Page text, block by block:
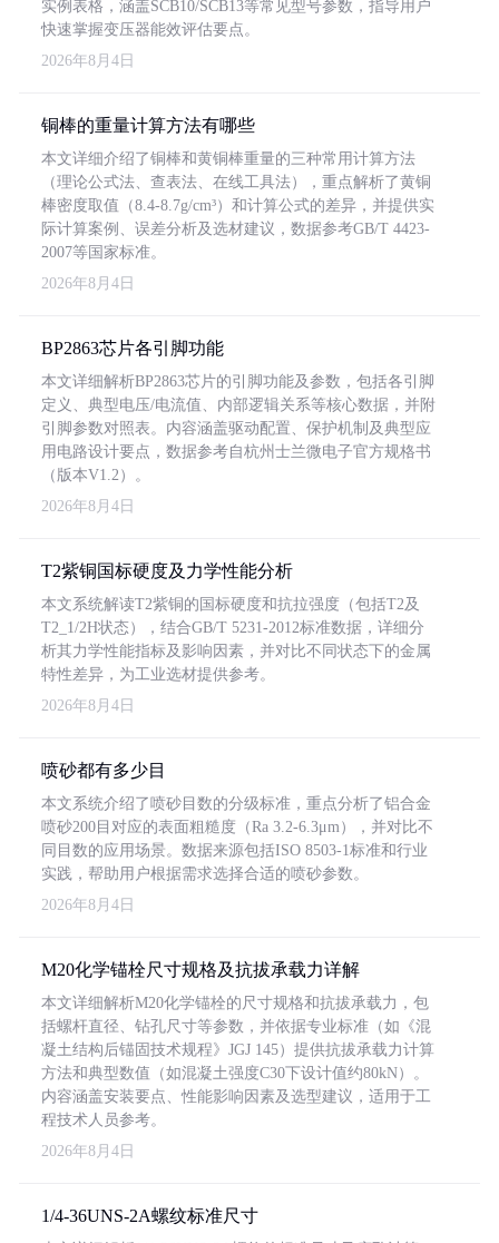
实例表格，涵盖SCB10/SCB13等常见型号参数，指导用户
快速掌握变压器能效评估要点。
2026年8月4日
铜棒的重量计算方法有哪些
本文详细介绍了铜棒和黄铜棒重量的三种常用计算方法
（理论公式法、查表法、在线工具法），重点解析了黄铜
棒密度取值（8.4-8.7g/cm³）和计算公式的差异，并提供实
际计算案例、误差分析及选材建议，数据参考GB/T 4423-
2007等国家标准。
2026年8月4日
BP2863芯片各引脚功能
本文详细解析BP2863芯片的引脚功能及参数，包括各引脚
定义、典型电压/电流值、内部逻辑关系等核心数据，并附
引脚参数对照表。内容涵盖驱动配置、保护机制及典型应
用电路设计要点，数据参考自杭州士兰微电子官方规格书
（版本V1.2）。
2026年8月4日
T2紫铜国标硬度及力学性能分析
本文系统解读T2紫铜的国标硬度和抗拉强度（包括T2及
T2_1/2H状态），结合GB/T 5231-2012标准数据，详细分
析其力学性能指标及影响因素，并对比不同状态下的金属
特性差异，为工业选材提供参考。
2026年8月4日
喷砂都有多少目
本文系统介绍了喷砂目数的分级标准，重点分析了铝合金
喷砂200目对应的表面粗糙度（Ra 3.2-6.3μm），并对比不
同目数的应用场景。数据来源包括ISO 8503-1标准和行业
实践，帮助用户根据需求选择合适的喷砂参数。
2026年8月4日
M20化学锚栓尺寸规格及抗拔承载力详解
本文详细解析M20化学锚栓的尺寸规格和抗拔承载力，包
括螺杆直径、钻孔尺寸等参数，并依据专业标准（如《混
凝土结构后锚固技术规程》JGJ 145）提供抗拔承载力计算
方法和典型数值（如混凝土强度C30下设计值约80kN）。
内容涵盖安装要点、性能影响因素及选型建议，适用于工
程技术人员参考。
2026年8月4日
1/4-36UNS-2A螺纹标准尺寸